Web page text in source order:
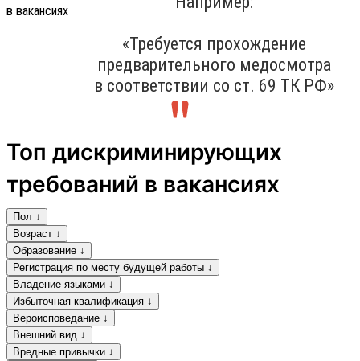
«Требуется прохождение
предварительного медосмотра
в соответствии со ст. 69 ТК РФ»
Топ дискриминирующих
требований в вакансиях
Пол ↓
Возраст ↓
Образование ↓
Регистрация по месту будущей работы ↓
Владение языками ↓
Избыточная квалификация ↓
Вероисповедание ↓
Внешний вид ↓
Вредные привычки ↓